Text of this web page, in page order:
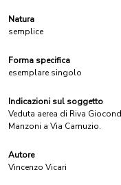
Natura
semplice
Forma specifica
esemplare singolo
Indicazioni sul soggetto
Veduta aerea di Riva
Manzoni a Via Camuzio.
Autore
Vincenzo Vicari